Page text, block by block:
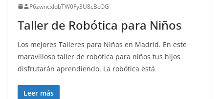
P6zwncxIdbTW0Fy3U8cBcOG
Taller de Robótica para Niños
Los mejores Talleres para Niños en Madrid. En este
maravilloso taller de robótica para niños tus hijos
disfrutarán aprendiendo. La robótica está
Leer más